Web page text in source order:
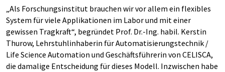
„Als Forschungsinstitut brauchen wir vor allem ein flexibles
System für viele Applikationen im Labor und mit einer
gewissen Tragkraft“, begründet Prof. Dr.-Ing. habil. Kerstin
Thurow, Lehrstuhlinhaberin für Automatisierungstechnik /
Life Science Automation und Geschäftsführerin von CELISCA,
die damalige Entscheidung für dieses Modell. Inzwischen habe